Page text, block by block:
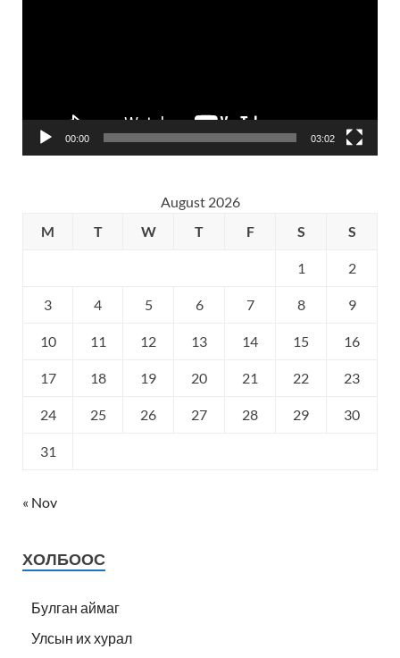
00:00 03:02
August 2026
M
T W T F S S
1 2
3 4 5 6 7 8 9
10 11 12 13 14 15 16
17 18 19 20 21 22 23
24 25 26 27 28 29 30
31
« Nov
ХОЛБООС
Булган аймаг
Улсын их хурал